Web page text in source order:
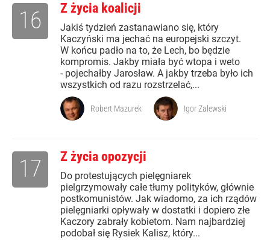
Z życia koalicji
Jakiś tydzień zastanawiano się, który
Kaczyński ma jechać na europejski szczyt.
W końcu padło na to, że Lech, bo będzie
kompromis. Jakby miała być wtopa i weto
- pojechałby Jarosław. A jakby trzeba było ich
wszystkich od razu rozstrzelać,...
16
Robert Mazurek Igor Zalewski
Z życia opozycji
Do protestujących pielęgniarek
pielgrzymowały całe tłumy polityków, głównie
postkomunistów. Jak wiadomo, za ich rządów
pielęgniarki opływały w dostatki i dopiero złe
Kaczory zabrały kobietom. Nam najbardziej
podobał się Rysiek Kalisz, który...
17